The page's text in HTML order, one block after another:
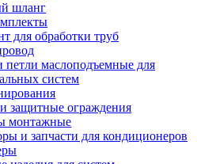
шланг
для обработки труб
маслоподъемные для
систем
защитные ограждения
монтажные
и запчасти для кондиционеров